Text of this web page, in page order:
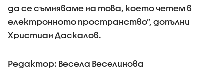
да се съмняваме на това, което четем в
електронното пространство”, допълни
Христиан Даскалов.
Редактор: Весела Веселинова